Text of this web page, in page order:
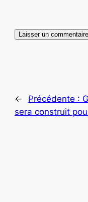
← Précédente :
sera construit